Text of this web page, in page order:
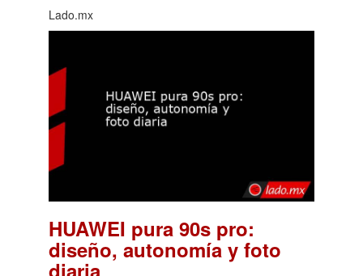
Lado.mx
HUAWEI pura 90s pro:
diseño, autonomía y foto
.